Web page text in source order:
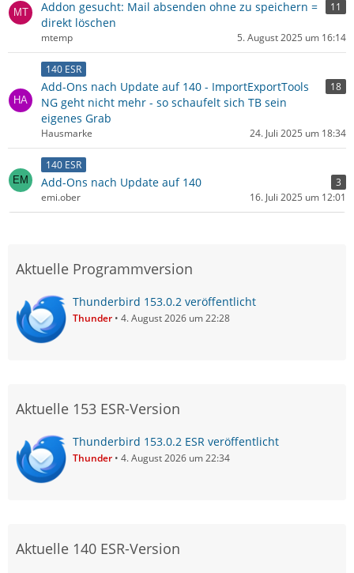
Addon gesucht: Mail absenden ohne zu speichern =
direkt löschen
11
mtemp 5. August 2025 um 16:14
140 ESR
Add-Ons nach Update auf 140 - ImportExportTools
NG geht nicht mehr - so schaufelt sich TB sein
eigenes Grab
18
Hausmarke 24. Juli 2025 um 18:34
140 ESR
Add-Ons nach Update auf 140
3
emi.ober
16. Juli 2025 um 12:01
Aktuelle Programmversion
Thunderbird 153.0.2 veröffentlicht
Thunder 4. August 2026 um 22:28
Aktuelle 153 ESR-Version
Thunderbird 153.0.2 ESR veröffentlicht
Thunder 4. August 2026 um 22:34
Aktuelle 140 ESR-Version